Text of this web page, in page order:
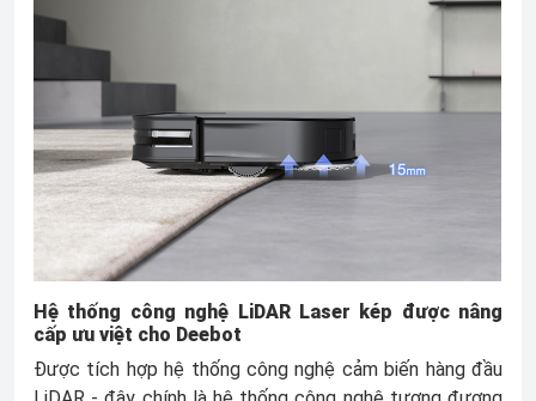
Hệ thống công nghệ LiDAR Laser kép được nâng
cấp ưu việt cho Deebot
Được tích hợp hệ thống công nghệ cảm biến hàng đầu